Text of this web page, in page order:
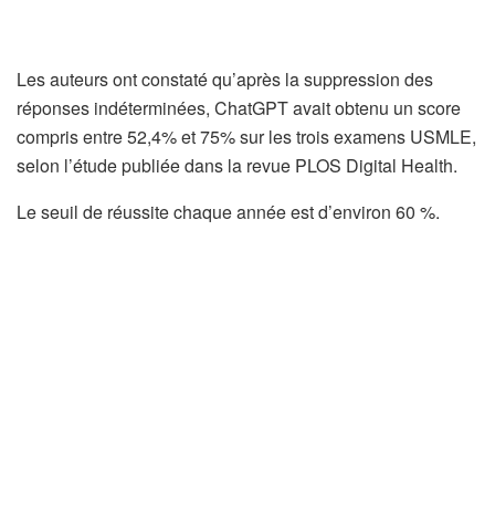
Les auteurs ont constaté qu’après la suppression des
réponses indéterminées, ChatGPT avait obtenu un score
compris entre 52,4% et 75% sur les trois examens USMLE,
selon l’étude publiée dans la revue PLOS Digital Health.
Le seuil de réussite chaque année est d’environ 60 %.